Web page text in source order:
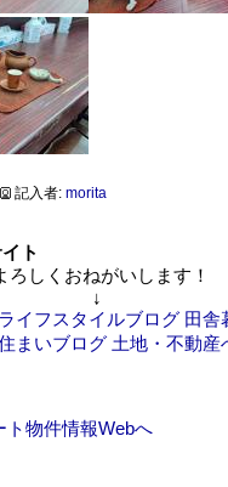
記入者: morita
ト
しくおねがいします！
ト物件情報Webへ